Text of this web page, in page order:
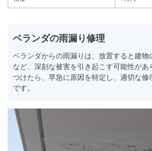
ベランダの雨漏り修理
ベランダからの雨漏りは、放置すると建物
など、深刻な被害を引き起こす可能性があ
つけたら、早急に原因を特定し、適切な
です。